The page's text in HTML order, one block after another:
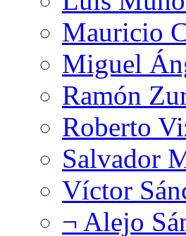
Mauricio
Miguel
Ramón
Roberto
Salvador
Víctor
¬ Alejo